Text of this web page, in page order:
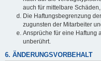
auch für mittelbare
Die Haftungsbegrenzung
zugunsten der Mitarbeiter
Ansprüche für eine Haftung
unberührt.
6. ÄNDERUNGSVORBEHALT